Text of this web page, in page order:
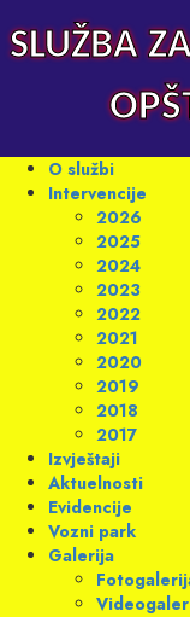
to
content
SLUŽBA
Primary
Menu
O službi
Intervencije
2026
2025
2024
2023
2022
2021
2020
2019
2018
2017
Izvještaji
Aktuelnosti
Evidencije
Vozni park
Galerija